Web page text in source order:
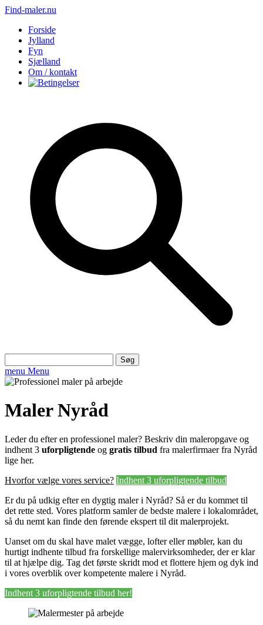
Find-maler.nu
Forside
Jylland
Fyn
Sjælland
Om / kontakt
efter:
menu Menu
Maler Nyråd
Leder du efter en professionel maler? Beskriv din maleropgave og
indhent 3 uforpligtende og gratis tilbud fra malerfirmaer fra Nyråd
lige her.
Hvorfor vælge vores service? Indhent 3 uforpligtende tilbud
Er du på udkig efter en dygtig maler i Nyråd? Så er du kommet til
det rette sted. Vores platform samler de bedste malere i lokalområdet,
så du nemt kan finde den førende ekspert til dit malerprojekt.
Uanset om du skal have malet vægge, lofter eller møbler, kan du
hurtigt indhente tilbud fra forskellige malervirksomheder, der er klar
til at hjælpe dig. Tag det første skridt mod et flottere hjem og dyk ind
i vores overblik over kompetente malere i Nyråd.
Indhent 3 uforpligtende tilbud her!